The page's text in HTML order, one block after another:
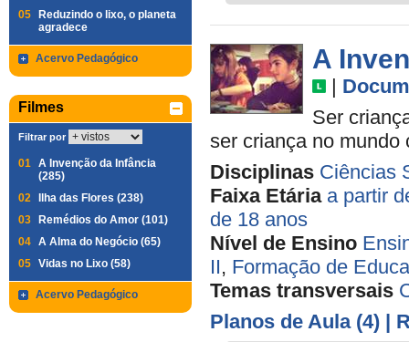
05
Reduzindo o lixo, o planeta
agradece
Acervo Pedagógico
Filmes
Filtrar por
01 A Invenção da Infância
(285)
02
Ilha das Flores (238)
03
Remédios do Amor (101)
04 A Alma do Negócio (65)
05 Vidas no Lixo (58)
Acervo Pedagógico
A
|
Ser
ser criança no mundo
Disciplinas Ciências
Faixa Etária a partir
de 18 anos
Nível de Ensino
II, Formação de
Temas transversais
Planos de Aula (4) |